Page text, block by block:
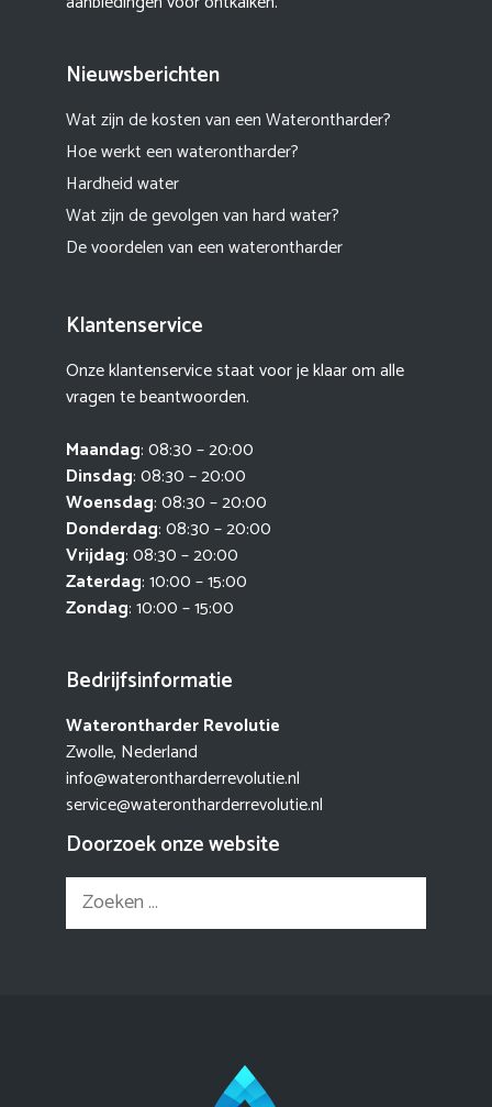
Nieuwsberichten
Wat zijn de kosten van een Waterontharder?
Hoe werkt een waterontharder?
Hardheid water
Wat zijn de gevolgen van hard water?
De voordelen van een waterontharder
Klantenservice
Onze klantenservice staat voor je klaar om alle
vragen te beantwoorden.
Maandag: 08:30 – 20:00
Dinsdag: 08:30 – 20:00
Woensdag: 08:30 – 20:00
Donderdag: 08:30 – 20:00
Vrijdag: 08:30 – 20:00
Zaterdag: 10:00 – 15:00
Zondag: 10:00 – 15:00
Bedrijfsinformatie
Waterontharder Revolutie
Zwolle, Nederland
info@waterontharderrevolutie.nl
service@waterontharderrevolutie.nl
Doorzoek onze website
Zoek
naar: